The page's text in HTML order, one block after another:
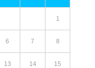
1
6 7 8
13 14 15